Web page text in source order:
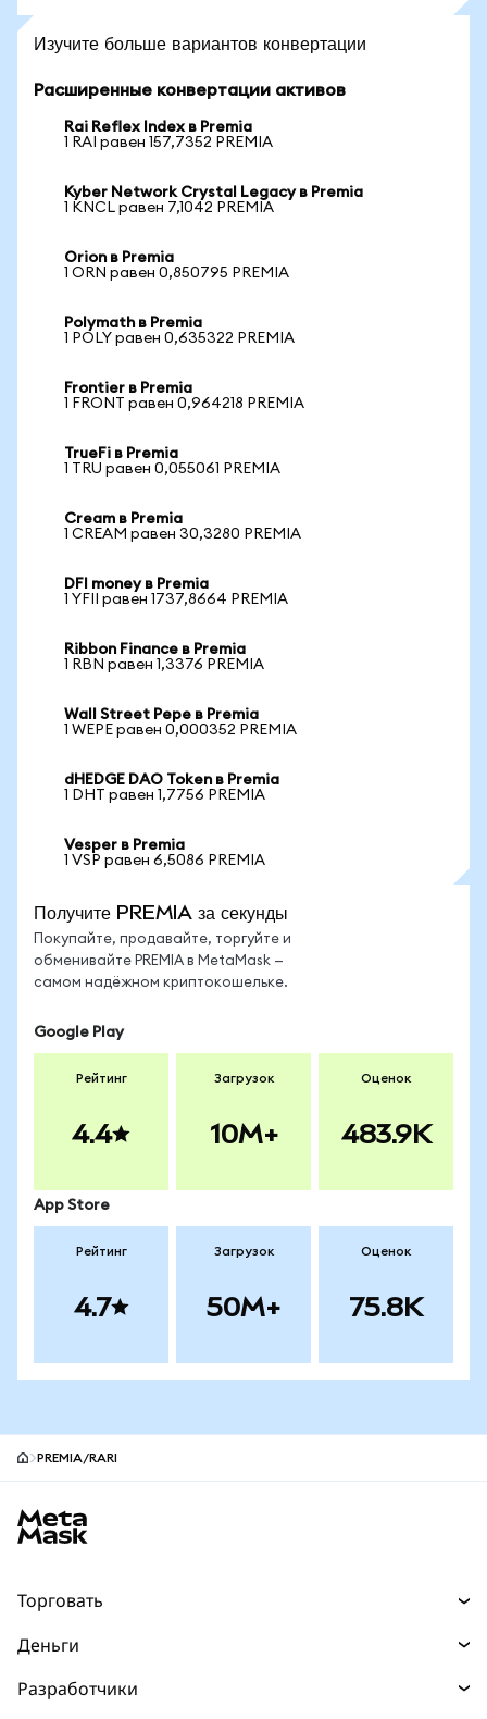
Изучите больше вариантов конвертации
Расширенные конвертации активов
Rai Reflex Index в Premia
1 RAI равен 157,7352 PREMIA
Kyber Network Crystal Legacy в Premia
1 KNCL равен 7,1042 PREMIA
Orion в Premia
1 ORN равен 0,850795 PREMIA
Polymath в Premia
1 POLY равен 0,635322 PREMIA
Frontier в Premia
1 FRONT равен 0,964218 PREMIA
TrueFi в Premia
1 TRU равен 0,055061 PREMIA
Cream в Premia
1 CREAM равен 30,3280 PREMIA
DFI money в Premia
1 YFII равен 1737,8664 PREMIA
Ribbon Finance в Premia
1 RBN равен 1,3376 PREMIA
Wall Street Pepe в Premia
1 WEPE равен 0,000352 PREMIA
dHEDGE DAO Token в Premia
1 DHT равен 1,7756 PREMIA
Vesper в Premia
1 VSP равен 6,5086 PREMIA
Получите PREMIA за секунды
Покупайте, продавайте, торгуйте и
обменивайте PREMIA в MetaMask —
самом надёжном криптокошельке.
Google Play
Рейтинг
4.4
Загрузок
10M+
Оценок
483.9K
App Store
Рейтинг
4.7
Загрузок
50M+
Оценок
75.8K
PREMIA/RARI
Торговать
Прогнозы
Деньги
Разработчики